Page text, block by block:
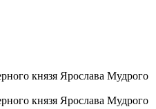
князя Ярослава Мудрого
князя Ярослава Мудрого